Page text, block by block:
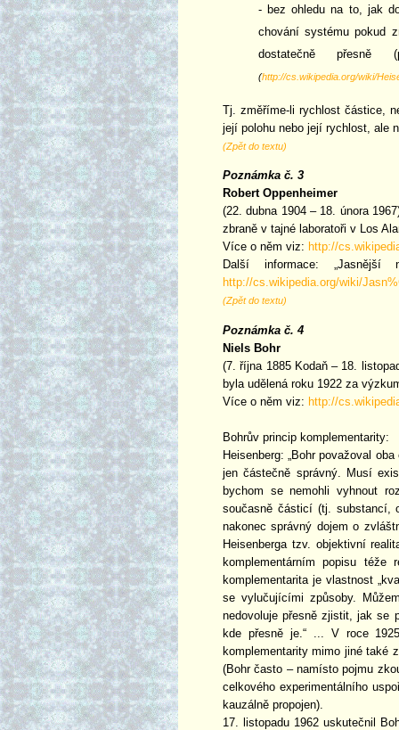
- bez ohledu na to, jak
chování systému pokud
dostatečně přesně
(http://cs.wikipedia.org/wiki/
Tj. změříme-li rychlost částice,
její polohu nebo její rychlost, ale
(Zpět do textu)
Poznámka č. 3
Robert Oppenheimer
(22. dubna 1904 – 18. února
zbraně v tajné laboratoři v Los
Více o něm viz: http://
Další informace:
http://cs.wikipedia.org/wiki/
(Zpět do textu)
Poznámka č. 4
Niels Bohr
(7. října 1885 Kodaň – 18.
byla udělená roku 1922 za
Více o něm viz: http://
Bohrův princip komplementarity:
Heisenberg: „Bohr považoval
jen částečně správný. Musí
bychom se nemohli vyhnout
současně částicí (tj. substancí,
nakonec správný dojem o
Heisenberga tzv. objektivní
komplementárním popisu téže
komplementarita je vlastnost
se vylučujícími způsoby.
nedovoluje přesně zjistit, jak se
kde přesně je.“ ... V roce
komplementarity mimo jiné také
(Bohr často – namísto pojmu
celkového experimentálního
kauzálně propojen).
17. listopadu 1962 uskutečnil